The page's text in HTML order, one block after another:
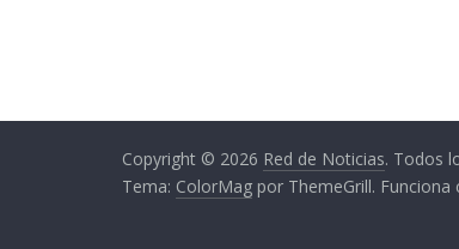
Copyright © 2026 Red de Noticias. Todos
Tema: ColorMag por ThemeGrill. Funciona